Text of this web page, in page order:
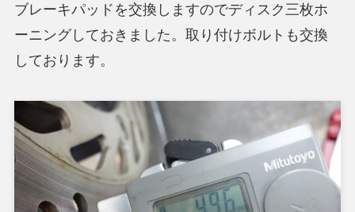
ブレーキパッドを交換しますのでディスク三枚ホ
ーニングしておきました。取り付けボルトも交換
しております。